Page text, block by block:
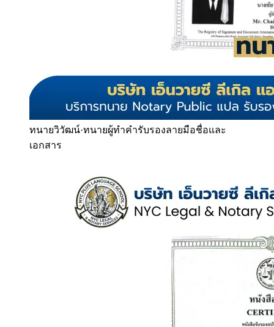
ทนายวิวัฒน์·ทนายผู้ทำคำรับรองลายมือชื่อและ
เอกสาร